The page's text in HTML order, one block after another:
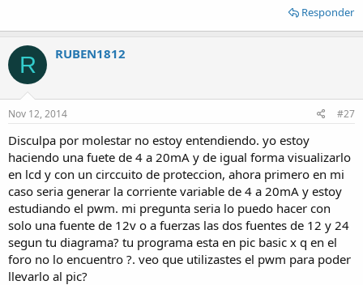
Responder
R RUBEN1812
Nov 12, 2014 #27
Disculpa por molestar no estoy entendiendo. yo estoy
haciendo una fuete de 4 a 20mA y de igual forma visualizarlo
en lcd y con un circcuito de proteccion, ahora primero en mi
caso seria generar la corriente variable de 4 a 20mA y estoy
estudiando el pwm. mi pregunta seria lo puedo hacer con
solo una fuente de 12v o a fuerzas las dos fuentes de 12 y 24
segun tu diagrama? tu programa esta en pic basic x q en el
foro no lo encuentro ?. veo que utilizastes el pwm para poder
llevarlo al pic?